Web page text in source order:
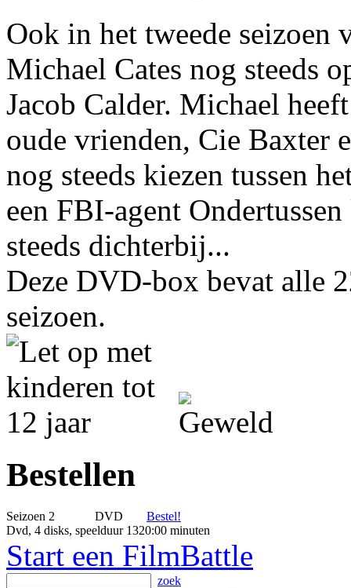
Ook in het tweede seizoen
Michael Cates nog steeds
Jacob Calder. Michael
oude vrienden, Cie Baxter
nog steeds kiezen tussen
een FBI-agent
steeds dichterbij...
Deze DVD-box bevat alle
seizoen.
Bestellen
Seizoen 2 DVD
Bestel!
Dvd, 4 disks, speelduur 1320:00 minuten
Start een FilmBattle
zoek